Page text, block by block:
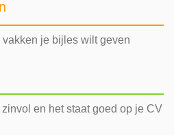
je bijles wilt geven
en het staat goed op je CV